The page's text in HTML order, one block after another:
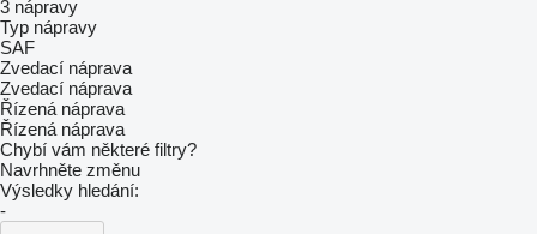
3 nápravy
Typ nápravy
SAF
Zvedací náprava
Zvedací náprava
Řízená náprava
Řízená náprava
Chybí vám některé filtry?
Navrhněte změnu
Výsledky hledání:
-